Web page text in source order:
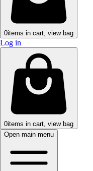
0items in cart, view bag
Log in
0items in cart, view bag
Open main menu